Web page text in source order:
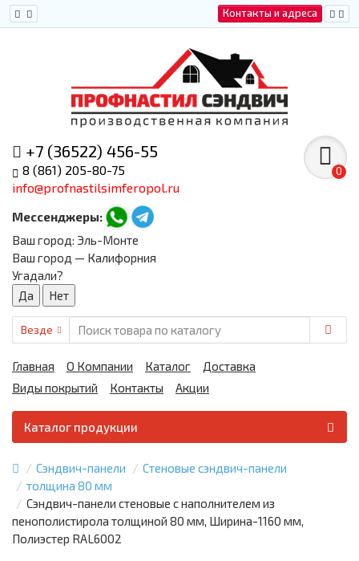
Контакты и адреса
+7 (36522) 456-55
8 (861) 205-80-75
info@profnastilsimferopol.ru
Мессенджеры:
0
Ваш город: Эль-Монте
Ваш город — Калифорния
Угадали?
Везде
Главная О Компании Каталог
Доставка
Виды покрытий
Контакты Акции
Каталог продукции
Сэндвич-панели
Стеновые сэндвич-панели
толщина 80 мм
Сэндвич-панели стеновые с наполнителем из
пенополистирола толщиной 80 мм, Ширина-1160 мм,
Полиэстер RAL6002